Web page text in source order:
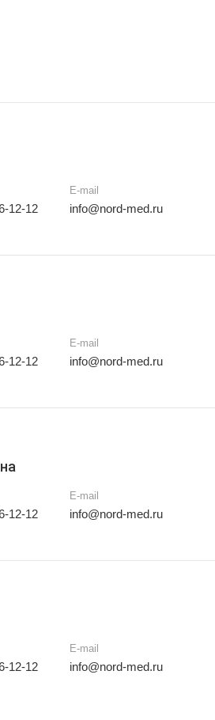
12-12
E-mail
info@nord-med.ru
12-12
E-mail
info@nord-med.ru
12-12
E-mail
info@nord-med.ru
12-12
E-mail
info@nord-med.ru